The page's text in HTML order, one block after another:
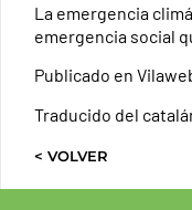
La emergencia
emergencia social
Publicado en
Traducido del
< VOLVER